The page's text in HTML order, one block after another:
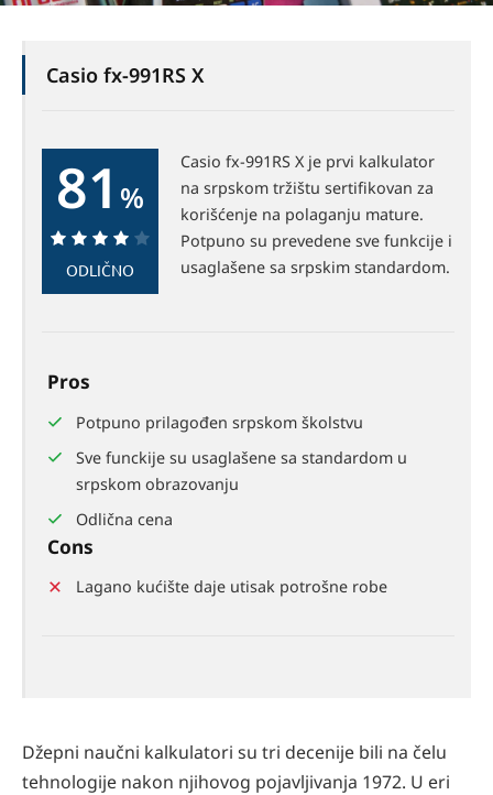
Casio fx-991RS X
81 %
81%
ODLIČNO
Casio fx-991RS X je prvi kalkulator
na srpskom tržištu sertifikovan za
korišćenje na polaganju mature.
Potpuno su prevedene sve funkcije i
usaglašene sa srpskim standardom.
Pros
Potpuno prilagođen srpskom školstvu
Sve funckije su usaglašene sa standardom u
srpskom obrazovanju
Odlična cena
Cons
Lagano kućište daje utisak potrošne robe
Džepni naučni kalkulatori su tri decenije bili na čelu
tehnologije nakon njihovog pojavljivanja 1972. U eri